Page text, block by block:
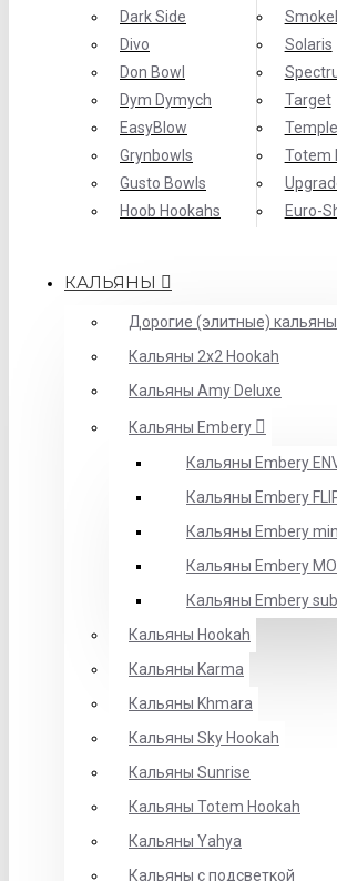
Dark Side
Divo
Don Bowl
Dym Dymych
EasyBlow
Grynbowls
Gusto Bowls
Hoob Hookahs
Solaris
Target
Totem
Еuro-
КАЛЬЯНЫ
Дорогие (элитные) кальяны
Кальяны 2х2 Hookah
Кальяны Amy Deluxe
Кальяны Embery
Кальяны Embery
Кальяны Embery
Кальяны Embery
Кальяны Embery
Кальяны Embery
Кальяны Hookah
Кальяны Karma
Кальяны Khmara
Кальяны Sky Hookah
Кальяны Sunrise
Кальяны Totem Hookah
Кальяны Yahya
Кальяны с подсветкой